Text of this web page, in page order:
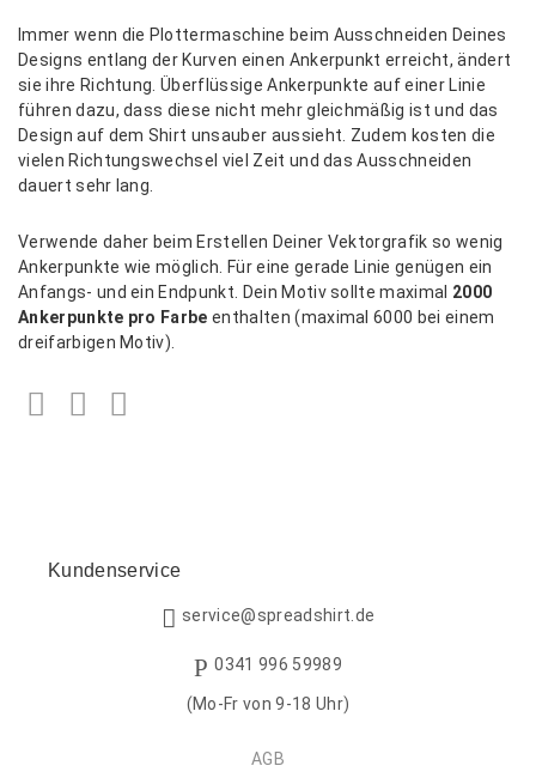
Immer wenn die Plottermaschine beim Ausschneiden Deines
Designs entlang der Kurven einen Ankerpunkt erreicht, ändert
sie ihre Richtung. Überflüssige Ankerpunkte auf einer Linie
führen dazu, dass diese nicht mehr gleichmäßig ist und das
Design auf dem Shirt unsauber aussieht. Zudem kosten die
vielen Richtungswechsel viel Zeit und das Ausschneiden
dauert sehr lang.
Verwende daher beim Erstellen Deiner Vektorgrafik so wenig
Ankerpunkte wie möglich. Für eine gerade Linie genügen ein
Anfangs- und ein Endpunkt. Dein Motiv sollte maximal 2000
Ankerpunkte pro Farbe enthalten (maximal 6000 bei einem
dreifarbigen Motiv).
Facebook
Twitter
Kundenservice
service@spreadshirt.de
0341 996 59989
(Mo-Fr von 9-18 Uhr)
AGB